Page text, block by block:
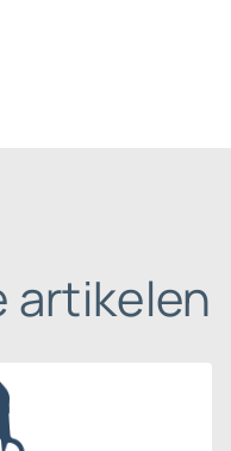
artikelen